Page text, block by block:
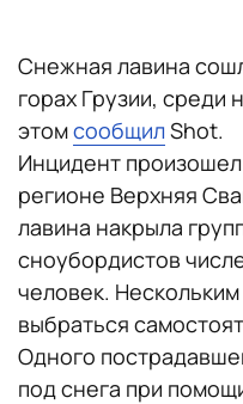
Снежная лавина
горах Грузии, среди
этомсообщилShot.
Инцидент
регионе Верхняя
лавина накрыла
сноубордистов
человек.
выбраться
Одного
под снега при